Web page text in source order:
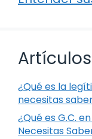
Artículos
¿Qué es la
necesitas
¿Qué es G.C.
Necesitas